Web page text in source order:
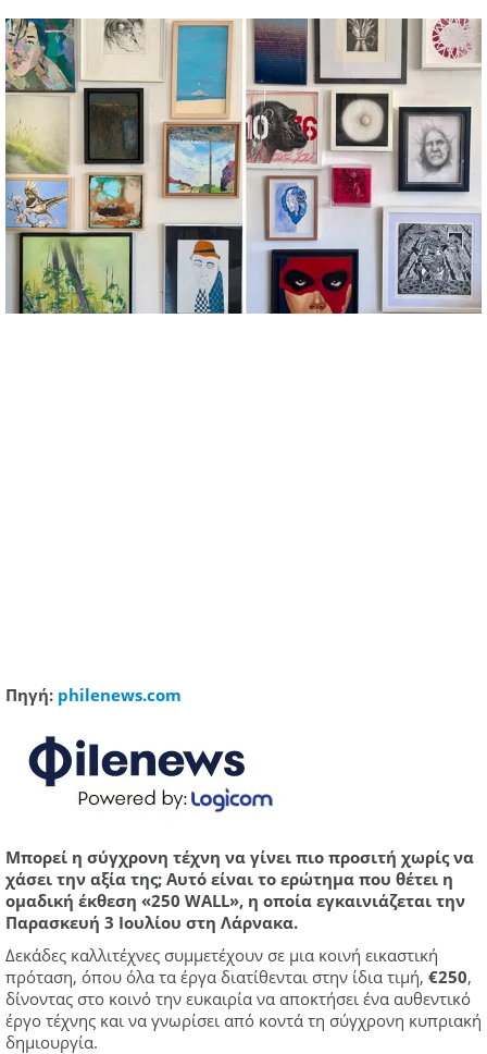
Πηγή: philenews.com
Μπορεί η σύγχρονη τέχνη να γίνει πιο προσιτή χωρίς να
χάσει την αξία της; Αυτό είναι το ερώτημα που θέτει η
ομαδική έκθεση «250 WALL», η οποία εγκαινιάζεται την
Παρασκευή 3 Ιουλίου στη Λάρνακα.
Δεκάδες καλλιτέχνες συμμετέχουν σε μια κοινή εικαστική
πρόταση, όπου όλα τα έργα διατίθενται στην ίδια τιμή, €250,
δίνοντας στο κοινό την ευκαιρία να αποκτήσει ένα αυθεντικό
έργο τέχνης και να γνωρίσει από κοντά τη σύγχρονη κυπριακή
δημιουργία.